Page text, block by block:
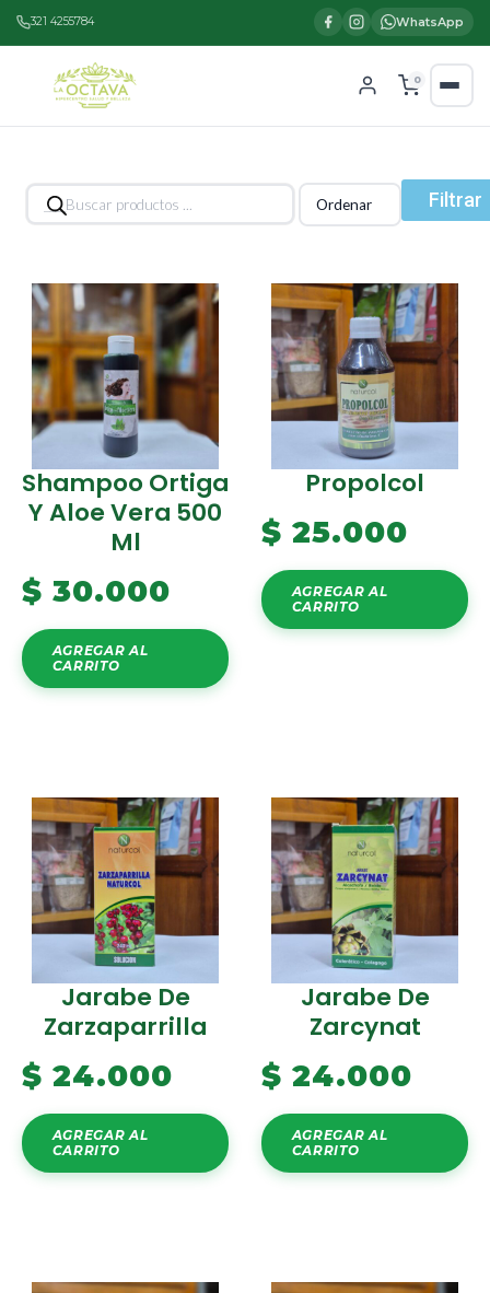
321 4255784 WhatsApp
0
Búsqueda
de
Filtrar
Shampoo Ortiga
Y Aloe Vera 500
Ml
$ 30.000
AGREGAR AL
CARRITO
Propolcol
$ 25.000
AGREGAR AL
CARRITO
Jarabe De
Zarzaparrilla
$ 24.000
AGREGAR AL
CARRITO
Jarabe De
Zarcynat
$ 24.000
AGREGAR AL
CARRITO